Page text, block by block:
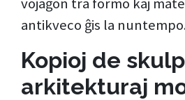
antikveco ĝis la
Kopioj de
arkitekturaj